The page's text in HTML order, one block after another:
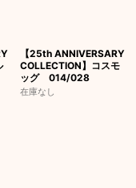
【25th ANNIVERSARY
COLLECTION】コスモ
ッグ 014/028
在庫なし